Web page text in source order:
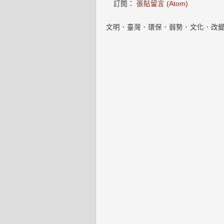
訂閱： 張貼留言 (Atom)
文明．臺灣．環保．弱勢．文化．改